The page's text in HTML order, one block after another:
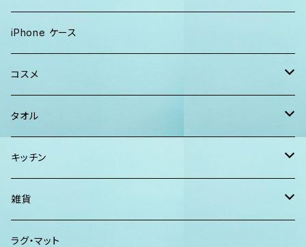
2WAYバッグ
マルシェバッグ
ボストンバッグ
ショルダー
クラッチバッグ
Tシャツ
ソックス
マキシワンピ、スカート
メンズ
Tシャツ ロンT
カジュアルシャツ
Lani Hawaii Jewelry
Foterra Jewelry
AHolic Handmade
vividy
iPhone ケース
コスメ
BLOSSOM
KULA HERBS
ISLAND BATH & BODY
Maui Mike's
タオル
スマーフ
ハンドタオル、ハンカチタオル
キッチン
California Surf Supply
スマーフ
雑貨
ディフューザー
ラグ・マット